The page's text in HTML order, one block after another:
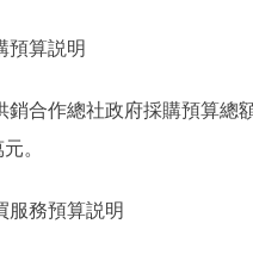
算説明
作總社政府採購預算總額
。
務預算説明